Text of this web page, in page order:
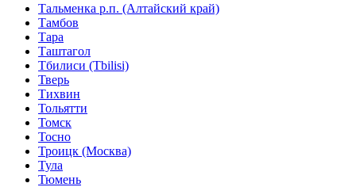
Тальменка р.п. (Алтайский край)
Тамбов
Тара
Таштагол
Тбилиси (Tbilisi)
Тверь
Тихвин
Тольятти
Томск
Тосно
Троицк (Москва)
Тула
Тюмень